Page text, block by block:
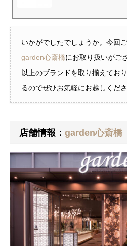
いかがでしたでしょうか。今回
garden心斎橋にお取り扱いがご
以上のブランドを取り揃えてお
るのでぜひお気軽にお越しくだ
店舗情報： garden心斎橋